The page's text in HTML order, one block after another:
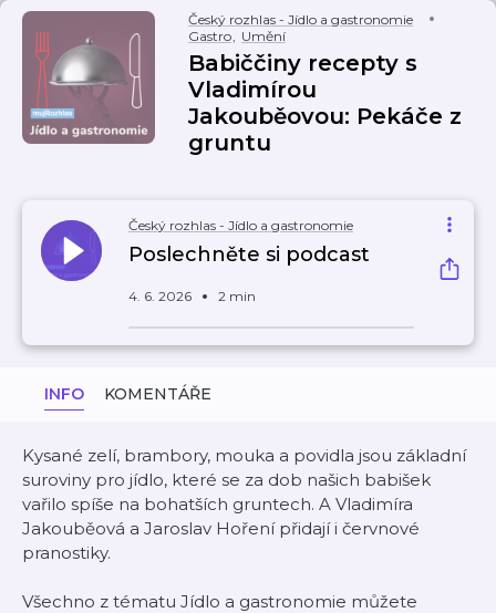
Český rozhlas - Jídlo a gastronomie
Gastro, Umění
Babiččiny recepty s
Vladimírou
Jakouběovou: Pekáče z
gruntu
Český rozhlas - Jídlo a gastronomie
Poslechněte si podcast
4. 6. 2026 2 min
INFO KOMENTÁŘE
Kysané zelí, brambory, mouka a povidla jsou základní
suroviny pro jídlo, které se za dob našich babišek
vařilo spíše na bohatších gruntech. A Vladimíra
Jakouběová a Jaroslav Hoření přidají i červnové
pranostiky.
Všechno z tématu Jídlo a gastronomie můžete